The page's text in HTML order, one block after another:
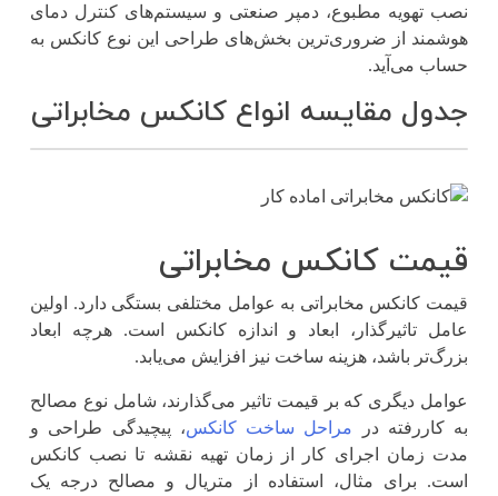
نصب تهویه مطبوع، دمپر صنعتی و سیستم‌های کنترل دمای
هوشمند از ضروری‌ترین بخش‌های طراحی این نوع کانکس به
حساب می‌آید.
جدول مقایسه انواع کانکس مخابراتی
قیمت کانکس مخابراتی
قیمت کانکس مخابراتی به عوامل مختلفی بستگی دارد. اولین
عامل تاثیرگذار، ابعاد و اندازه کانکس است. هرچه ابعاد
بزرگ‌تر باشد، هزینه ساخت نیز افزایش می‌یابد.
عوامل دیگری که بر قیمت تاثیر می‌گذارند، شامل نوع مصالح
به‌ کاررفته در مراحل ساخت کانکس، پیچیدگی طراحی و
مدت زمان اجرای کار از زمان تهیه نقشه تا نصب کانکس
است. برای مثال، استفاده از متریال و مصالح درجه یک